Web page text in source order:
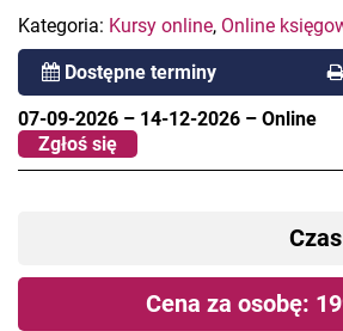
Kategoria: Kursy online, Online
Dostępne terminy
07-09-2026 – 14-12-2026 – Online
Zgłoś się
Cena za osobę: